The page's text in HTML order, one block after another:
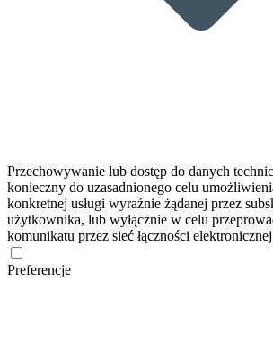
Przechowywanie lub dostęp do danych
konieczny do uzasadnionego celu
konkretnej usługi wyraźnie żądanej przez
użytkownika, lub wyłącznie w celu
komunikatu przez sieć łączności
Preferencje